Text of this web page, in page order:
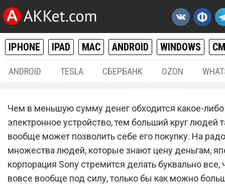
IPHONE IPAD MAC ANDROID WINDOWS
ANDROID TESLA СБЕРБАНК OZON
Sony обрушила цену
PlayStation в целых три
Чем в меньшую сумму денег обходится какое-либо
электронное устройство, тем больший круг людей
вообще может позволить себе его покупку. На
множества людей, которые знают цену деньгам,
корпорация Sony стремится делать буквально все,
вовсе вообще под силу, только бы как можно